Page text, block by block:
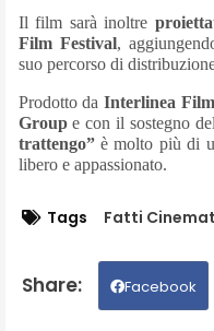
Il film sarà inoltre
Film Festival,
suo percorso di
Prodotto daInterlinea Film
Groupe con il sostegno del
trattengo” è molto più di
libero e appassionato.
Tags Fatti
Facebook